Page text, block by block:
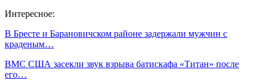
Интересное:
В Бресте и Барановичском районе задержали мужчин с
краденым…
ВМС США засекли звук взрыва батискафа «Титан» после
его…